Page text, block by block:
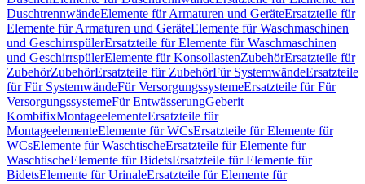
DuschtrennwändeElemente für Armaturen und GeräteErsatzteile für
Elemente für Armaturen und GeräteElemente für Waschmaschinen
und GeschirrspülerErsatzteile für Elemente für Waschmaschinen
und GeschirrspülerElemente für KonsollastenZubehörErsatzteile für
ZubehörZubehörErsatzteile für ZubehörFür SystemwändeErsatzteile
für Für SystemwändeFür VersorgungssystemeErsatzteile für Für
VersorgungssystemeFür EntwässerungGeberit
KombifixMontageelementeErsatzteile für
MontageelementeElemente für WCsErsatzteile für Elemente für
WCsElemente für WaschtischeErsatzteile für Elemente für
WaschtischeElemente für BidetsErsatzteile für Elemente für
BidetsElemente für UrinaleErsatzteile für Elemente für